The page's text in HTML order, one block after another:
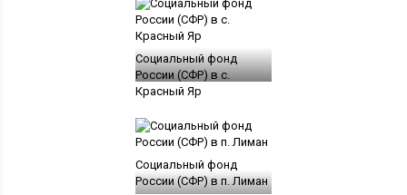
Социальный фонд
России (СФР) в с.
Красный Яр
Социальный фонд
России (СФР) в п. Лиман